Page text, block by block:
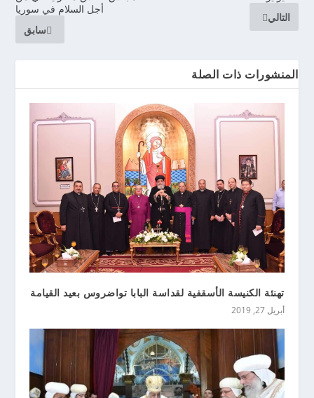
أجل السلام في سوريا
سابق
التالي
المنشورات ذات الصلة
تهنئة الكنيسة الأسقفية لقداسة البابا تواضروس بعيد القيامة
أبريل 27, 2019